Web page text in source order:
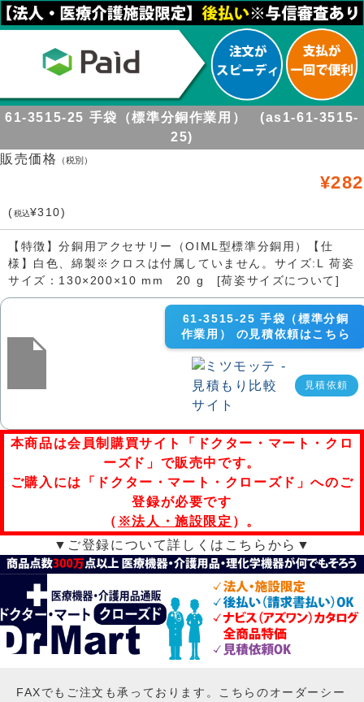
61-3515-25 手袋（標準分銅作業用） (as1-61-3515-
25)
販売価格
（税別）
¥282
(税込¥310)
【特徴】分銅用アクセサリー（OIML型標準分銅用）【仕
様】白色、綿製※クロスは付属していません。サイズ:L 荷姿
サイズ：130×200×10 mm 20 g [荷姿サイズについて]
61-3515-25 手袋（標準分銅
作業用） の見積依頼はこちら
見積依頼
本商品は会員制購買サイト「ドクター・マート・クロ
ーズド」で販売中です。
ご購入には「ドクター・マート・クローズド」へのご
登録が必要です
（ ※法人・施設限定 ）。
▼ご登録について詳しくはこちらから▼
FAXでもご注文も承っております。こちらのオーダーシー